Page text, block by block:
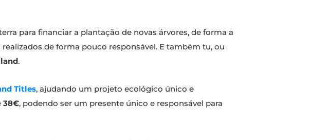
para financiar a plantação de novas árvores, de forma a
de forma pouco responsável. E também tu, ou
.
Titles, ajudando um projeto ecológico único e
38€, podendo ser um presente único e responsável para